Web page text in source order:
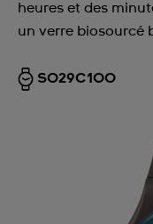
heures et des
un verre biosourcé
SO29C100